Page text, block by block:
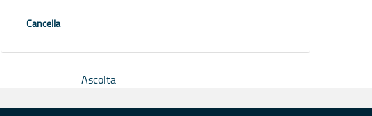
Cancella
Ascolta